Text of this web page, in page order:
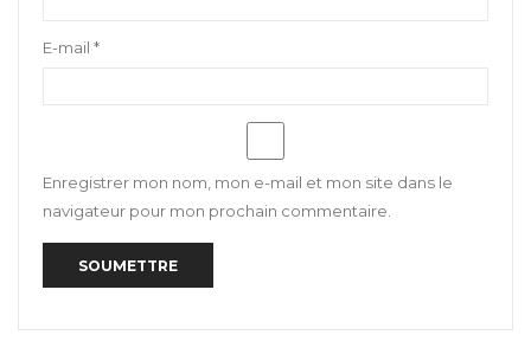
E-mail *
Enregistrer mon nom, mon e-mail et mon site dans le
navigateur pour mon prochain commentaire.